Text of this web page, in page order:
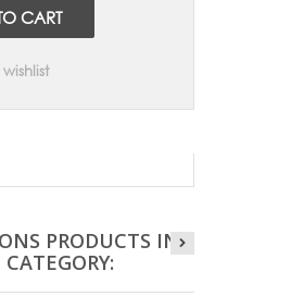
CART
PRODUCTS IN